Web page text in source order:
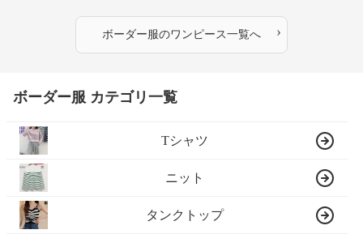
ボーダー服のワンピース一覧へ ›
ボーダー服 カテゴリ一覧
Tシャツ
ニット
タンクトップ